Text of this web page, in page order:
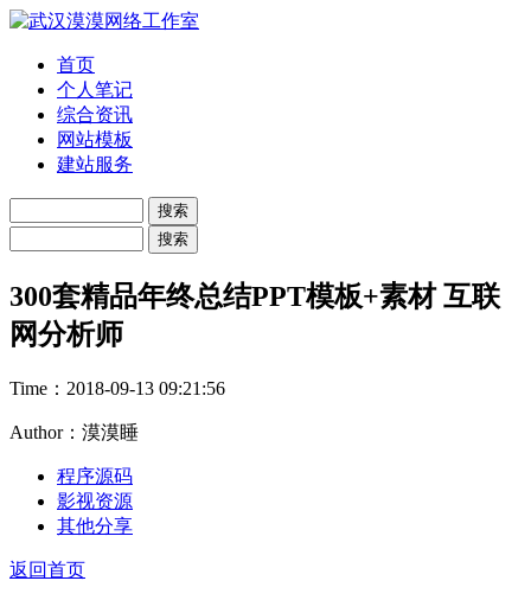
首页
个人笔记
综合资讯
网站模板
建站服务
300套精品年终总结PPT模板+素材 互联
网分析师
Time： 2018-09-13 09:21:56
Author：漠漠睡
程序源码
影视资源
其他分享
返回首页